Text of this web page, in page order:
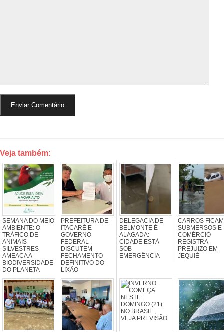
Veja também:
SEMANA DO MEIO
AMBIENTE: O
TRÁFICO DE
ANIMAIS
SILVESTRES
AMEAÇA A
BIODIVERSIDADE
DO PLANETA
PREFEITURA DE
ITACARÉ E
GOVERNO
FEDERAL
DISCUTEM
FECHAMENTO
DEFINITIVO DO
LIXÃO
DELEGACIA DE
BELMONTE É
ALAGADA:
CIDADE ESTÁ
SOB
EMERGÊNCIA
CARROS FICAM
SUBMERSOS E
COMÉRCIO
REGISTRA
PREJUIZO EM
JEQUIÉ